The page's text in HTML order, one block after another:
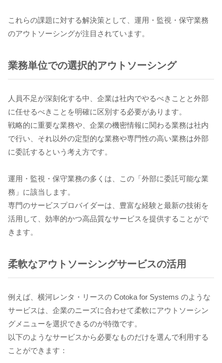
これらの課題に対する解決策として、運用・監視・保守業務
のアウトソーシングが注目されています。
業務単位での選択的アウトソーシング
人員不足が深刻化する中、企業は社内でやるべきことと外部
に任せるべきことを明確に区別する必要があります。
戦略的に重要な業務や、企業の機密情報に関わる業務は社内
で行い、それ以外の定型的な業務や専門性の高い業務は外部
に委託するという考え方です。
運用・監視・保守業務の多くは、この「外部に委託可能な業
務」に該当します。
専門のサービスプロバイダーは、豊富な経験と最新の技術を
活用して、効率的かつ高品質なサービスを提供することがで
きます。
柔軟なアウトソーシングサービスの活用
例えば、横河レンタ・リースの Cotoka for Systems のような
サービスは、企業のニーズに合わせて柔軟にアウトソーシン
グメニューを選択できるのが特徴です。
以下のようなサービスから必要なものだけを選んで利用する
ことができます：